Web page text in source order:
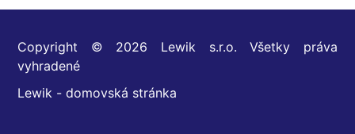
Copyright © 2026 Lewik s.r.o. Všetky práva
vyhradené
Lewik - domovská stránka